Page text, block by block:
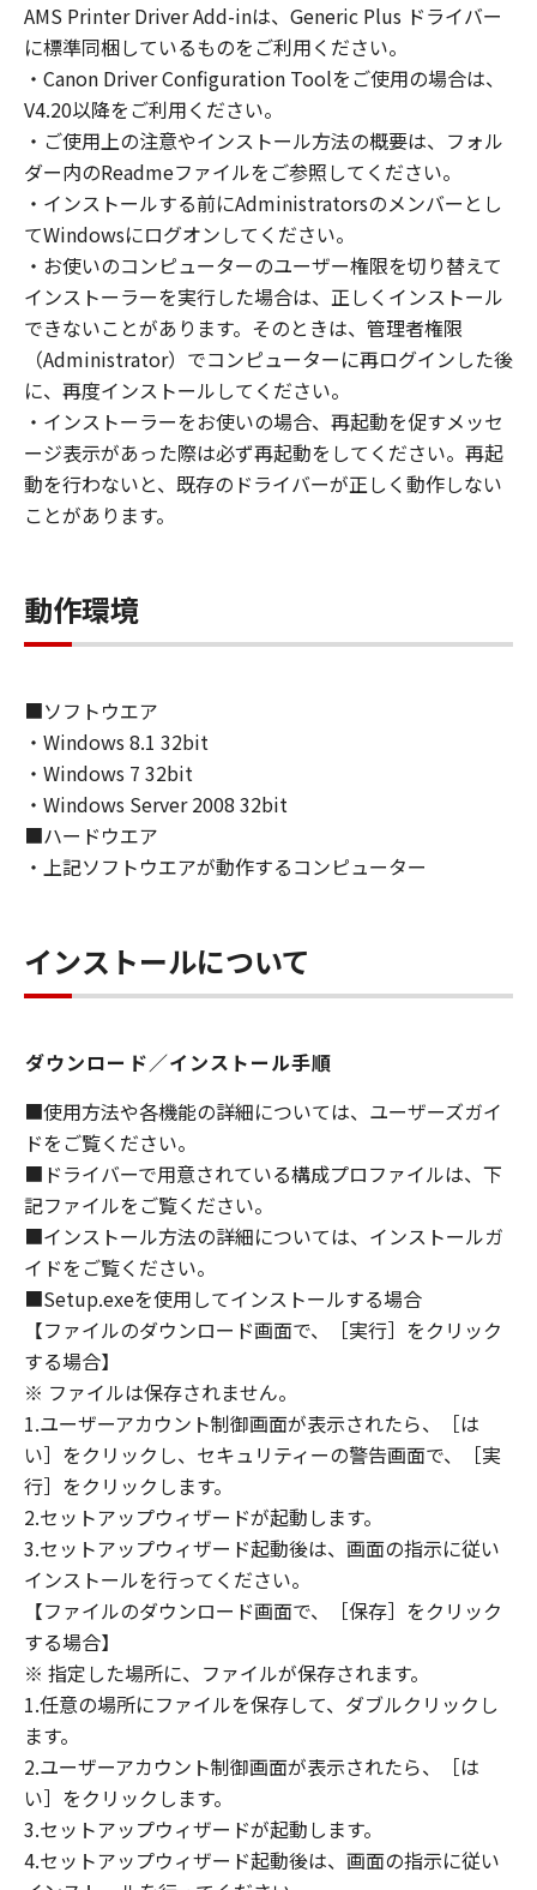
「本ソフトウェア」を１部、複製することがで
きます。
(3) 上記(1)および(2)に定める場合を除き、キヤ
ノンまたはキヤノンのライセンサーのいかなる
知的財産権も、明示たると黙示たるとを問わ
ず、本契約書によってお客様に譲渡あるいは許
諾されるものではありません。
２．制限
(1) お客様は、再使用許諾、譲渡、販売、頒
布、リースもしくは貸与その他の方法により、
第三者に「本ソフトウェア」を使用させること
はできません。
(2) お客様は、「本ソフトウェア」の全部また
は一部を修正、改変、逆コンパイル、逆アセン
ブル、その他リバースエンジニアリング等する
ことはできません。また第三者にこのような行
為をさせてはなりません。
お客様は、「本ソフトウェア」に含まれるキヤ
ノンまたはキヤノンのライセンサーの著作権表
４．所有権
「本ソフトウェア」に係る権原および所有権
は、その内容によりキヤノンまたはキヤノンの
ライセンサーに帰属します。
より必要な許可等を得ることなしに、「本ソフ
トウェア」の全部または一部を、直接または間
接に輸出してはなりません。
６．サポートおよびアップデート
らの販売代理店および販売店、並びにキヤノン
のライセンサーは、お客様による「本ソフトウ
ェア」の使用を支援すること、および「本ソフ
トウェア」に対してアップデート、バグの修正
あるいはサポートを行うことについて、いかな
る責任も負うものではありません。
７．保証の否認・免責
(1) 「本ソフトウェア」は、『現状のまま』の
状態で使用許諾されます。キヤノン、キヤノン
のライセンサー、キヤノンの子会社、キヤノン
の関連会社、それらの販売代理店または販売店
のいずれも、「本ソフトウェア」に関して、商
品性および特定の目的への適合性の保証を含
め、いかなる保証も、明示たると黙示たるとを
問わず一切しないものとします。
(2) キヤノン、キヤノンのライセンサー、キヤノ
ンの子会社、キヤノンの関連会社、それらの販
売代理店または販売店のいずれも、「本ソフト
ウェア」の使用または使用不能から生ずるいか
なる損害（逸失利益およびその他の派生的また
全ての損害を言います。）について、適用法で
認められる限り、一切の責任を負わないものと
します。たとえ、キヤノン、キヤノンのライセ
ンサー、キヤノンの子会社、キヤノンの関連会
社、それらの販売代理店または販売店がかかる
AMS Printer Driver Add-inは、Generic Plus ドライバー
に標準同梱しているものをご利用ください。
・Canon Driver Configuration Toolをご使用の場合は、
V4.20以降をご利用ください。
・ご使用上の注意やインストール方法の概要は、フォル
ダー内のReadmeファイルをご参照してください。
・インストールする前にAdministratorsのメンバーとし
てWindowsにログオンしてください。
・お使いのコンピューターのユーザー権限を切り替えて
インストーラーを実行した場合は、正しくインストール
できないことがあります。そのときは、管理者権限
（Administrator）でコンピューターに再ログインした後
に、再度インストールしてください。
・インストーラーをお使いの場合、再起動を促すメッセ
ージ表示があった際は必ず再起動をしてください。再起
動を行わないと、既存のドライバーが正しく動作しない
ことがあります。
動作環境
■ソフトウエア
・Windows 8.1 32bit
・Windows 7 32bit
・Windows Server 2008 32bit
■ハードウエア
・上記ソフトウエアが動作するコンピューター
インストールについて
ダウンロード／インストール手順
■使用方法や各機能の詳細については、ユーザーズガイ
ドをご覧ください。
■ドライバーで用意されている構成プロファイルは、下
記ファイルをご覧ください。
■インストール方法の詳細については、インストールガ
イドをご覧ください。
■Setup.exeを使用してインストールする場合
【ファイルのダウンロード画面で、［実行］をクリック
する場合】
※ ファイルは保存されません。
1.ユーザーアカウント制御画面が表示されたら、［は
い］をクリックし、セキュリティーの警告画面で、［実
行］をクリックします。
2.セットアップウィザードが起動します。
3.セットアップウィザード起動後は、画面の指示に従い
インストールを行ってください。
【ファイルのダウンロード画面で、［保存］をクリック
する場合】
※ 指定した場所に、ファイルが保存されます。
1.任意の場所にファイルを保存して、ダブルクリックし
ます。
2.ユーザーアカウント制御画面が表示されたら、［は
い］をクリックします。
3.セットアップウィザードが起動します。
4.セットアップウィザード起動後は、画面の指示に従い